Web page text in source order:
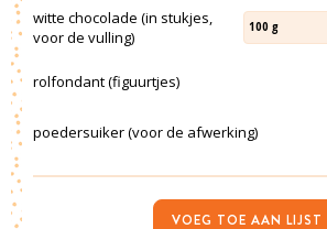
witte chocolade (in stukjes,
voor de vulling)
100 g
rolfondant (figuurtjes)
poedersuiker (voor de afwerking)
VOEG TOE AAN LIJST